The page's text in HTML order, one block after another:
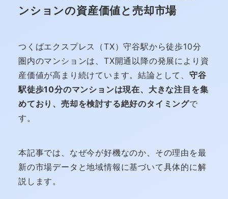
ンションの資産価値と売却市場
つくばエクスプレス（TX）守谷駅から徒歩10分
圏内のマンションは、TX開通以降の発展により資
産価値が高まり続けています。結論として、 守谷
駅徒歩10分のマンションは現在、大きな注目を集
めており、売却を検討する絶好のタイミングで
す。
本記事では、なぜ今が好機なのか、その理由を最
新の市場データと地域情報に基づいて具体的に解
説します。